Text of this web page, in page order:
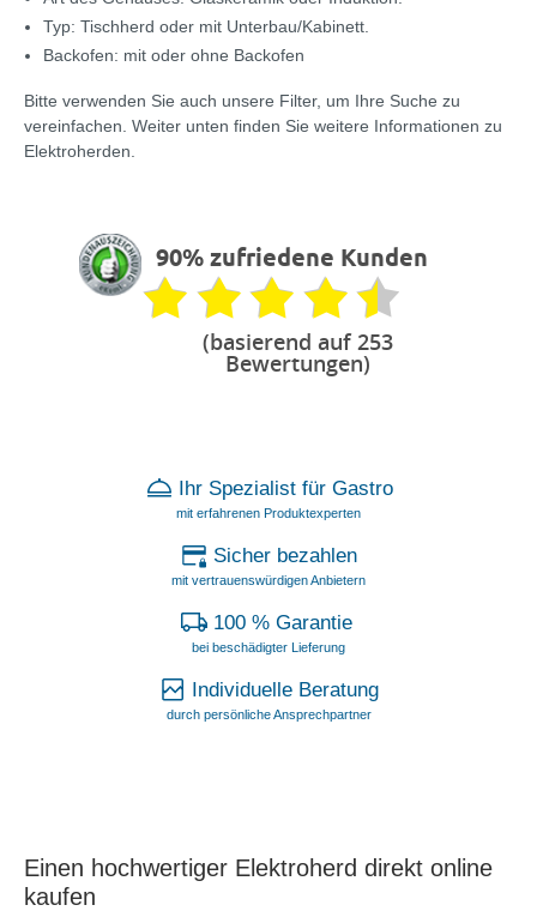
Typ: Tischherd oder mit Unterbau/Kabinett.
Backofen: mit oder ohne Backofen
Bitte verwenden Sie auch unsere Filter, um Ihre Suche zu
vereinfachen. Weiter unten finden Sie weitere Informationen zu
Elektroherden.
90% zufriedene Kunden
(basierend auf 253
Bewertungen)
Ihr Spezialist für Gastro
mit erfahrenen Produktexperten
Sicher bezahlen
mit vertrauenswürdigen Anbietern
100 % Garantie
bei beschädigter Lieferung
Individuelle Beratung
durch persönliche Ansprechpartner
Einen hochwertiger Elektroherd direkt online
kaufen